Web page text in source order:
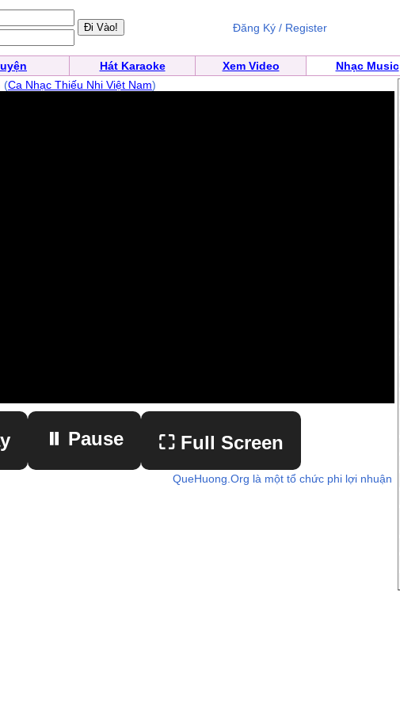
Đăng Ký / Register
Hát Karaoke Xem Video Nhạc Music
(Ca Nhạc Thiếu Nhi Việt Nam)
⏸ Pause ⛶ Full Screen
QueHuong.Org là một tổ chức phi lợi nhuận